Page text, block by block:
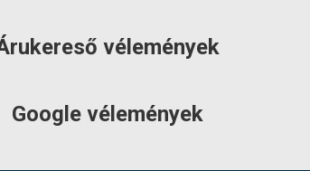
vélemények
Google vélemények